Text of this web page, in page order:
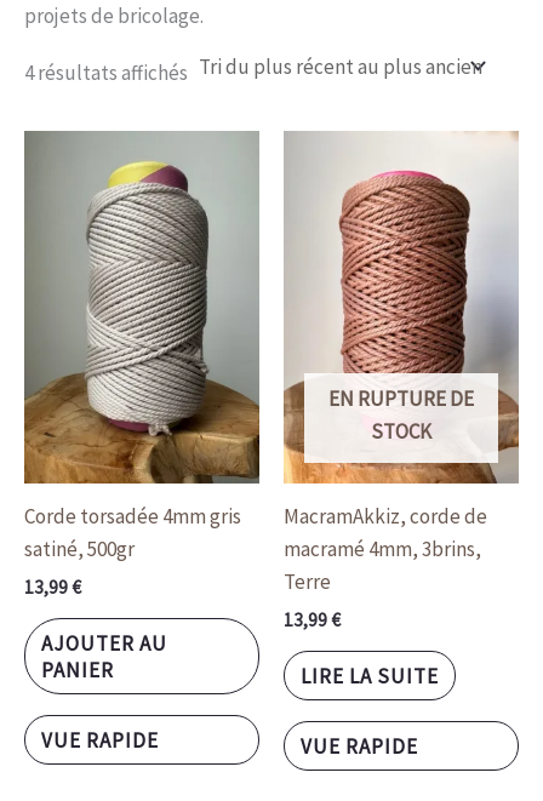
projets de bricolage.
4 résultats affichés
Corde torsadée 4mm gris
satiné, 500gr
13,99€
AJOUTER AU
PANIER
VUE RAPIDE
EN RUPTURE DE
STOCK
MacramAkkiz, corde de
macramé 4mm, 3brins,
Terre
13,99€
LIRE LA SUITE
VUE RAPIDE